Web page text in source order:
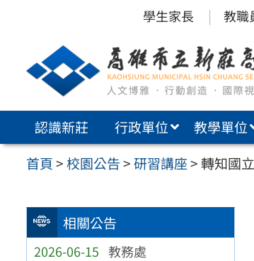
內
學生家長 教職
認識新莊 行政單位 教學單位
首頁>校園公告>研習講座>轉知國
相關公告
2026-06-15 教務處